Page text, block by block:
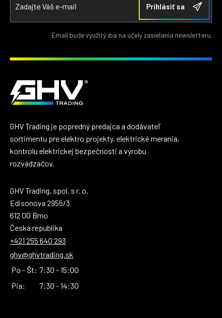
Email bude využitý iba na účely zasielania newsletteru.
GHV Trading je popredný predajca a dodávateľ
sortimentu pre elektro projekty, elektrické merania,
kontrolu elektrickej bezpečnosti a výrobu
rozvádzačov.
GHV Trading, spol. s r. o.
Edisonova 2955/3
612 00 Brno
Česká republika
+421 255 640 293
ghv@ghvtrading.sk
Po - Št: 7:30 - 15:00
Pia:
7:30 - 14:30